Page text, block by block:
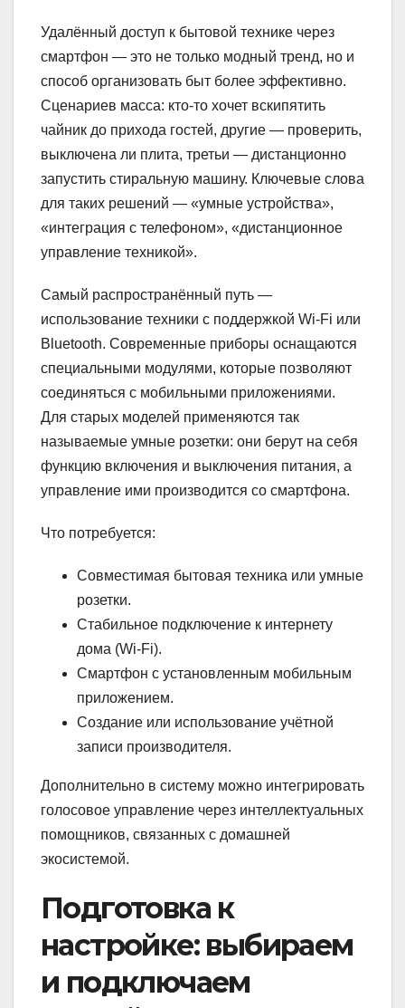
Удалённый доступ к бытовой технике через
смартфон — это не только модный тренд, но и
способ организовать быт более эффективно.
Сценариев масса: кто-то хочет вскипятить
чайник до прихода гостей, другие — проверить,
выключена ли плита, третьи — дистанционно
запустить стиральную машину. Ключевые слова
для таких решений — «умные устройства»,
«интеграция с телефоном», «дистанционное
управление техникой».
Самый распространённый путь —
использование техники с поддержкой Wi-Fi или
Bluetooth. Современные приборы оснащаются
специальными модулями, которые позволяют
соединяться с мобильными приложениями.
Для старых моделей применяются так
называемые умные розетки: они берут на себя
функцию включения и выключения питания, а
управление ими производится со смартфона.
Что потребуется:
Совместимая бытовая техника или умные
розетки.
Стабильное подключение к интернету
дома (Wi-Fi).
Смартфон с установленным мобильным
приложением.
Создание или использование учётной
записи производителя.
Дополнительно в систему можно интегрировать
голосовое управление через интеллектуальных
помощников, связанных с домашней
экосистемой.
Подготовка к
настройке: выбираем
и подключаем